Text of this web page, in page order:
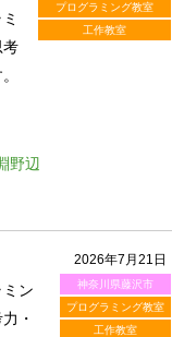
プログラミング教室
工作教室
考
野辺
2026年7月21日
神奈川県藤沢市
プログラミング教室
工作教室
ン
・